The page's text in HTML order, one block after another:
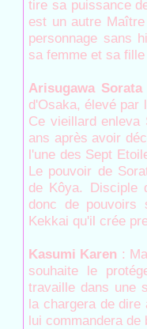
tire sa puissance
est un autre
personnage sans
sa femme et sa
Arisugawa Sorata
d'Osaka, élevé par
Ce vieillard
ans après avoir
l'une des Sept
Le pouvoir de
de Kôya. Disciple
donc de
Kekkai qu'il crée
Kasumi Karen :
souhaite le
travaille dans une
la chargera de
lui commandera de